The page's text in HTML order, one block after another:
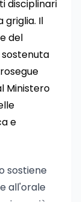
disciplinari
griglia. Il
del
Ministero
e
sostiene
all'orale